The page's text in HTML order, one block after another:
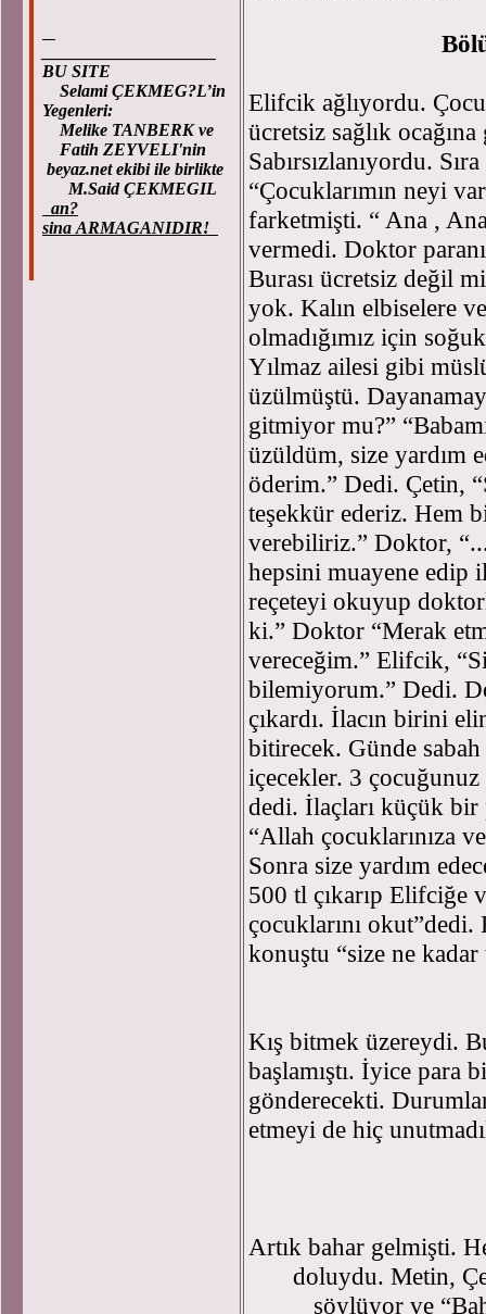
BU SITE
Selami ÇEKMEG?L’in
Yegenleri:
Melike TANBERK ve
Fatih ZEYVELI'nin
beyaz.net ekibi ile birlikte
M.Said ÇEKMEGIL
an?
sina ARMAGANIDIR!
Elifcik ağlıyordu.
ücretsiz sağlık
Sabırsızlanıyordu.
“Çocuklarımın neyi
farketmişti. “ Ana ,
vermedi. Doktor
Burası ücretsiz değil
yok. Kalın elbiselere
olmadığımız için
Yılmaz ailesi gibi
üzülmüştü.
gitmiyor mu?”
üzüldüm, size yardım
öderim.” Dedi. Çetin,
teşekkür ederiz. Hem
verebiliriz.” Doktor,
hepsini muayene edip
reçeteyi okuyup
ki.” Doktor “Merak
vereceğim.” Elifcik,
bilemiyorum.” Dedi.
çıkardı. İlacın birini
bitirecek. Günde
içecekler. 3
dedi. İlaçları küçük
“Allah çocuklarınıza
Sonra size yardım
500 tl çıkarıp Elifciğe
çocuklarını
konuştu “size ne kadar
Kış bitmek üzereydi.
başlamıştı. İyice para
gönderecekti.
etmeyi de hiç
Artık bahar gelmişti.
doluydu. Metin,
söylüyor ve